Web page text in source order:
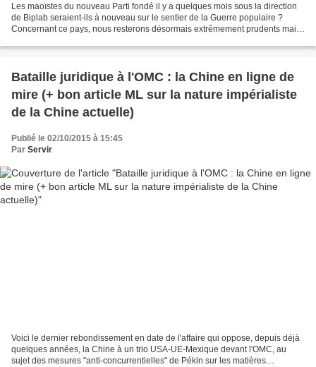
Les maoïstes du nouveau Parti fondé il y a quelques mois sous la direction
de Biplab seraient-ils à nouveau sur le sentier de la Guerre populaire ?
Concernant ce pays, nous resterons désormais extrêmement prudents mais
Bataille juridique à l'OMC : la Chine en ligne de
mire (+ bon article ML sur la nature impérialiste
de la Chine actuelle)
Publié le 02/10/2015 à 15:45
Par Servir
Voici le dernier rebondissement en date de l'affaire qui oppose, depuis déjà
quelques années, la Chine à un trio USA-UE-Mexique devant l'OMC, au
sujet des mesures "anti-concurrentielles" de Pékin sur les matières